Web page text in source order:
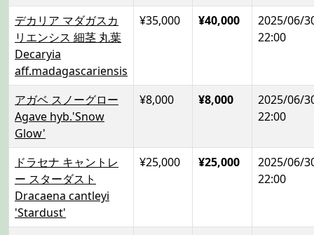
デカリア マダガスカ
リエンシス 細茎 丸葉
Decaryia
aff.madagascariensis
¥35,000 ¥40,000
2025/06/
22:00
アガベ スノーグロー
Agave hyb.'Snow
Glow'
¥8,000 ¥8,000
2025/06/
22:00
ドラセナ キャントレ
ー スターダスト
Dracaena cantleyi
'Stardust'
¥25,000 ¥25,000
2025/06/
22:00